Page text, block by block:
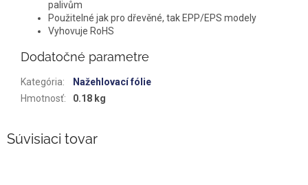
palivům
Použitelné jak pro dřevěné, tak EPP/EPS modely
Vyhovuje RoHS
Dodatočné parametre
Kategória:
Nažehlovací fólie
Hmotnosť: 0.18 kg
Súvisiaci tovar